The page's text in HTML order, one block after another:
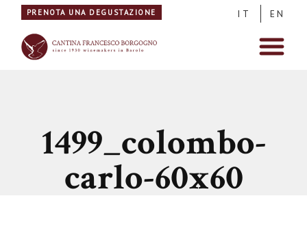
PRENOTA UNA DEGUSTAZIONE IT EN
1499_colombo-
carlo-60x60